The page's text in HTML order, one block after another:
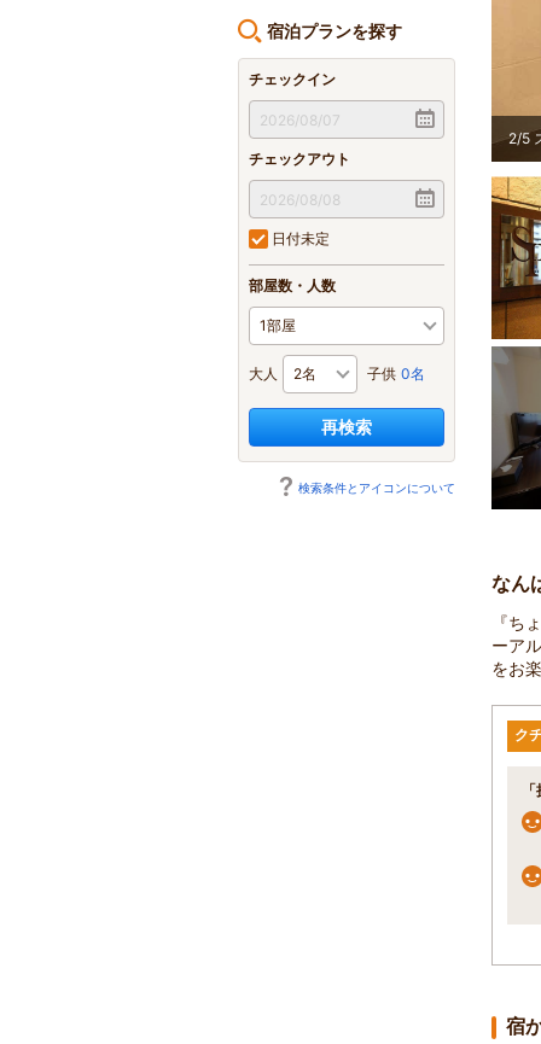
宿泊プランを探す
チェックイン
チェックアウト
日付未定
部屋数・人数
大人 子供 0名
再検索
検索条件とアイコンについて
2/5
なん
『ち
ーア
をお
ク
宿